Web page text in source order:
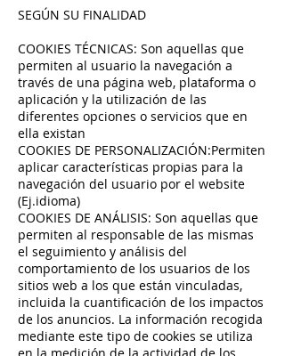
SEGÚN SU FINALIDAD
COOKIES TÉCNICAS: Son aquellas que
permiten al usuario la navegación a
través de una página web, plataforma o
aplicación y la utilización de las
diferentes opciones o servicios que en
ella existan
COOKIES DE PERSONALIZACIÓN:Permiten
aplicar características propias para la
navegación del usuario por el website
(Ej.idioma)
COOKIES DE ANÁLISIS: Son aquellas que
permiten al responsable de las mismas
el seguimiento y análisis del
comportamiento de los usuarios de los
sitios web a los que están vinculadas,
incluida la cuantificación de los impactos
de los anuncios. La información recogida
mediante este tipo de cookies se utiliza